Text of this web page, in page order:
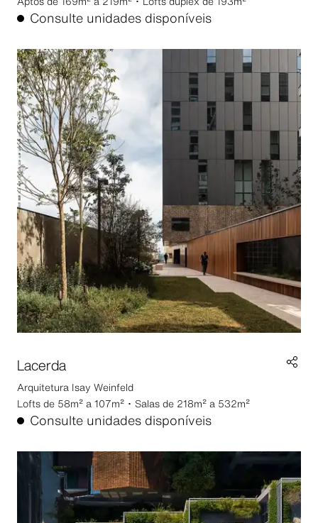
Consulte unidades disponíveis
Lacerda
Arquitetura
Isay Weinfeld
Lofts de 58m² a 107m² ･ Salas de 218m² a 532m²
Consulte unidades disponíveis